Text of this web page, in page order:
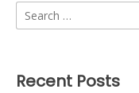
Search
for:
Recent Posts